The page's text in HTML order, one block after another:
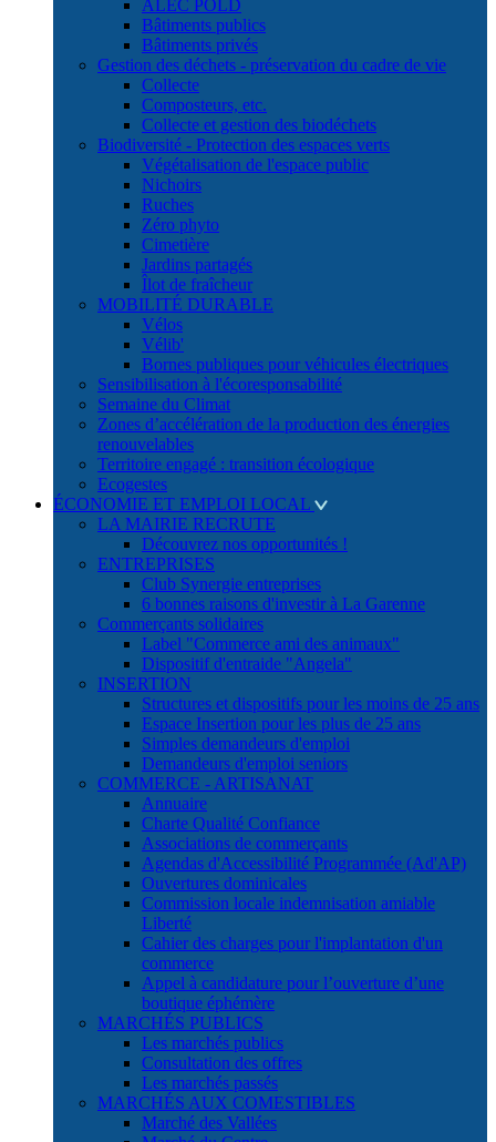
ALEC POLD
Bâtiments publics
Bâtiments privés
Gestion des déchets - préservation du cadre de vie
Collecte
Composteurs, etc.
Collecte et gestion des biodéchets
Biodiversité - Protection des espaces verts
Végétalisation de l'espace public
Nichoirs
Ruches
Zéro phyto
Cimetière
Jardins partagés
Îlot de fraîcheur
MOBILITÉ DURABLE
Vélos
Vélib'
Bornes publiques pour véhicules électriques
Sensibilisation à l'écoresponsabilité
Semaine du Climat
Zones d’accélération de la production des énergies
renouvelables
Territoire engagé : transition écologique
Ecogestes
ÉCONOMIE ET EMPLOI LOCAL
LA MAIRIE RECRUTE
Découvrez nos opportunités !
ENTREPRISES
Club Synergie entreprises
6 bonnes raisons d'investir à La Garenne
Commerçants solidaires
Label "Commerce ami des animaux"
Dispositif d'entraide "Angela"
INSERTION
Structures et dispositifs pour les moins de 25 ans
Espace Insertion pour les plus de 25 ans
Simples demandeurs d'emploi
Demandeurs d'emploi seniors
COMMERCE - ARTISANAT
Annuaire
Charte Qualité Confiance
Associations de commerçants
Agendas d'Accessibilité Programmée (Ad'AP)
Ouvertures dominicales
Commission locale indemnisation amiable
Liberté
Cahier des charges pour l'implantation d'un
commerce
Appel à candidature pour l’ouverture d’une
boutique éphémère
MARCHÉS PUBLICS
Les marchés publics
Consultation des offres
Les marchés passés
MARCHÉS AUX COMESTIBLES
Marché des Vallées